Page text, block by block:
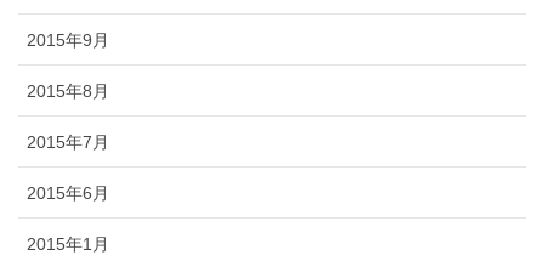
2015年9月
2015年8月
2015年7月
2015年6月
2015年1月